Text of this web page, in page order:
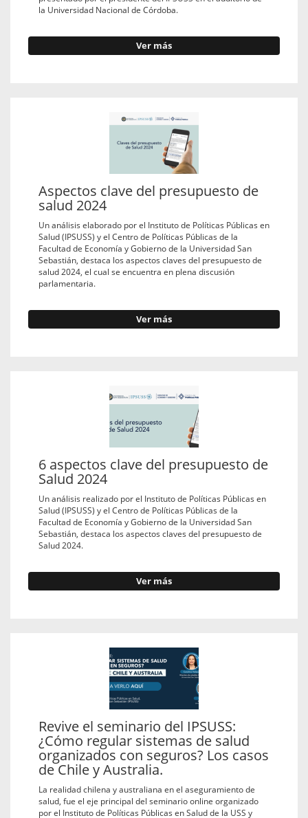
la Universidad Nacional de Córdoba.
Ver más
Aspectos clave del presupuesto de
salud 2024
Un análisis elaborado por el Instituto de Políticas Públicas en
Salud (IPSUSS) y el Centro de Políticas Públicas de la
Facultad de Economía y Gobierno de la Universidad San
Sebastián, destaca los aspectos claves del presupuesto de
salud 2024, el cual se encuentra en plena discusión
parlamentaria.
Ver más
6 aspectos clave del presupuesto de
Salud 2024
Un análisis realizado por el Instituto de Políticas Públicas en
Salud (IPSUSS) y el Centro de Políticas Públicas de la
Facultad de Economía y Gobierno de la Universidad San
Sebastián, destaca los aspectos claves del presupuesto de
Salud 2024.
Ver más
Revive el seminario del IPSUSS:
¿Cómo regular sistemas de salud
organizados con seguros? Los casos
de Chile y Australia.
La realidad chilena y australiana en el aseguramiento de
salud, fue el eje principal del seminario online organizado
por el Instituto de Políticas Públicas en Salud de la USS y